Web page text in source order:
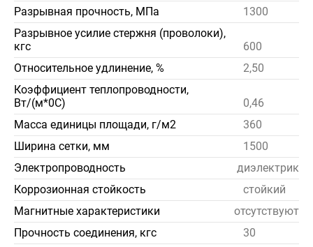
Разрывная прочность, МПа
1300
Разрывное усилие стержня (проволоки),
кгс
600
Относительное удлинение, %
2,50
Коэффициент теплопроводности,
Вт/(м*0С)
0,46
Масса единицы площади, г/м2
360
Ширина сетки, мм
1500
Электропроводность
диэлектрик
Коррозионная стойкость
стойкий
Магнитные характеристики
отсутствуют
Прочность соединения, кгс
30